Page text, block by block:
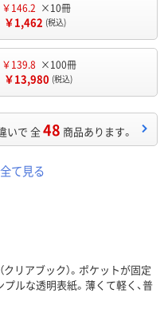
￥146.2 ×10冊
￥1,462 (税込)
￥139.8 ×100冊
￥13,980 (税込)
いで 全48 商品あります。
て見る
リアブック）。ポケットが固定
ルな透明表紙。薄くて軽く、普